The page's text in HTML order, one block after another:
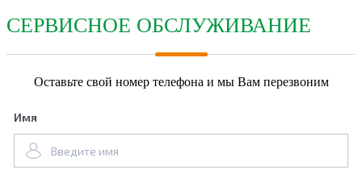
СЕРВИСНОЕ ОБСЛУЖИВАНИЕ
Оставьте свой номер телефона и мы Вам перезвоним
Имя